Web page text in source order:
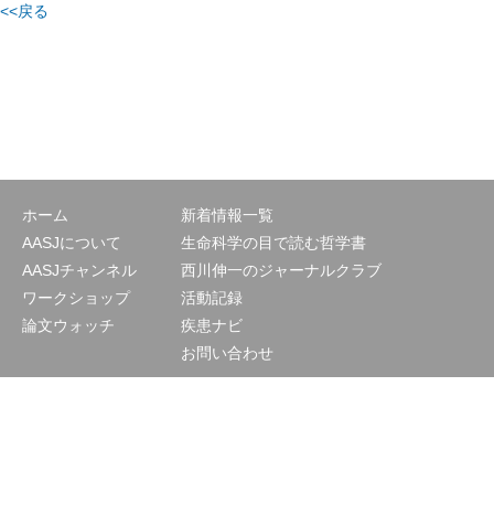
<<戻る
ホーム
AASJについて
AASJチャンネル
ワークショップ
論文ウォッチ
新着情報一覧
生命科学の目で読む哲学書
西川伸一のジャーナルクラブ
活動記録
疾患ナビ
お問い合わせ